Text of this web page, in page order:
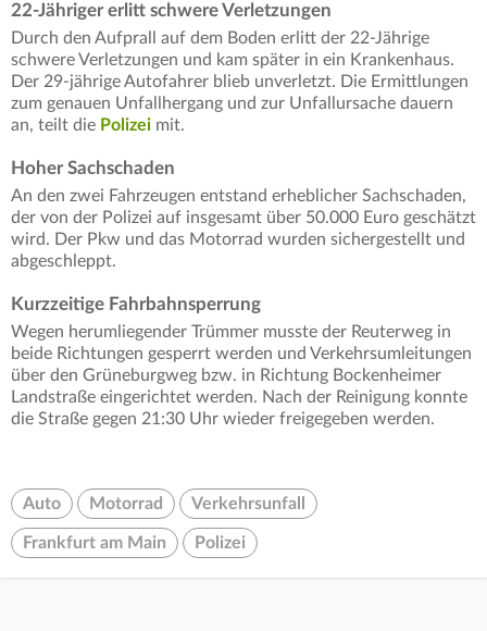
22-Jähriger erlitt schwere Verletzungen
Durch den Aufprall auf dem Boden erlitt der 22-Jährige
schwere Verletzungen und kam später in ein Krankenhaus.
Der 29-jährige Autofahrer blieb unverletzt. Die Ermittlungen
zum genauen Unfallhergang und zur Unfallursache dauern
an, teilt die Polizei mit.
Hoher Sachschaden
An den zwei Fahrzeugen entstand erheblicher Sachschaden,
der von der Polizei auf insgesamt über 50.000 Euro geschätzt
wird. Der Pkw und das Motorrad wurden sichergestellt und
abgeschleppt.
Kurzzeitige Fahrbahnsperrung
Wegen herumliegender Trümmer musste der Reuterweg in
beide Richtungen gesperrt werden und Verkehrsumleitungen
über den Grüneburgweg bzw. in Richtung Bockenheimer
Landstraße eingerichtet werden. Nach der Reinigung konnte
die Straße gegen 21:30 Uhr wieder freigegeben werden.
Auto Motorrad Verkehrsunfall
Frankfurt am Main Polizei